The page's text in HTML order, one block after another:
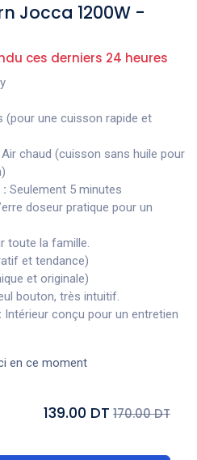
Jocca 1200W -
ces derniers 24 heures
(pour une cuisson rapide et
Air chaud (cuisson sans huile pour
Seulement 5 minutes
doseur pratique pour un
toute la famille.
et tendance)
et originale)
bouton, très intuitif.
Intérieur conçu pour un entretien
en ce moment
139.00 DT 170.00 DT